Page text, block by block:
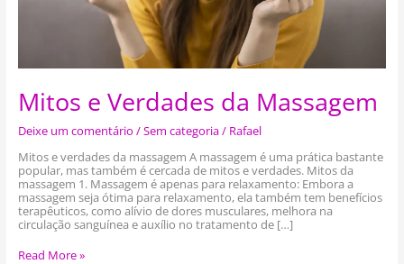
Mitos e Verdades da Massagem
Deixe um comentário /Sem categoria/ Rafael
Mitos e verdades da massagem A massagem é uma prática bastante
popular, mas também é cercada de mitos e verdades. Mitos da
massagem 1. Massagem é apenas para relaxamento: Embora a
massagem seja ótima para relaxamento, ela também tem benefícios
terapêuticos, como alívio de dores musculares, melhora na
circulação sanguínea e auxílio no tratamento de […]
Read More »